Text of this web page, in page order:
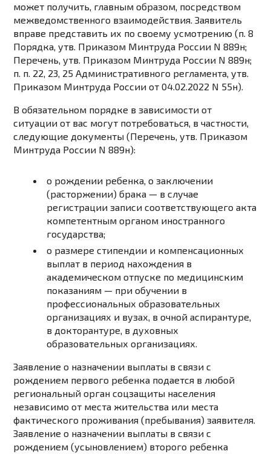
может получить, главным образом, посредством
межведомственного взаимодействия. Заявитель
вправе представить их по своему усмотрению (п. 8
Порядка, утв. Приказом Минтруда России N 889н;
Перечень, утв. Приказом Минтруда России N 889н;
п. п. 22, 23, 25 Административного регламента, утв.
Приказом Минтруда России от 04.02.2022 N 55н).
В обязательном порядке в зависимости от
ситуации от вас могут потребоваться, в частности,
следующие документы (Перечень, утв. Приказом
Минтруда России N 889н):
о рождении ребенка, о заключении
(расторжении) брака — в случае
регистрации записи соответствующего акта
компетентным органом иностранного
государства;
о размере стипендии и компенсационных
выплат в период нахождения в
академическом отпуске по медицинским
показаниям — при обучении в
профессиональных образовательных
организациях и вузах, в очной аспирантуре,
в докторантуре, в духовных
образовательных организациях.
Заявление о назначении выплаты в связи с
рождением первого ребенка подается в любой
региональный орган соцзащиты населения
независимо от места жительства или места
фактического проживания (пребывания) заявителя.
Заявление о назначении выплаты в связи с
рождением (усыновлением) второго ребенка